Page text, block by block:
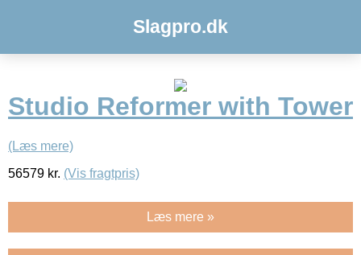
Slagpro.dk
Studio Reformer with Tower
(Læs mere)
56579 kr. (Vis fragtpris)
Læs mere »